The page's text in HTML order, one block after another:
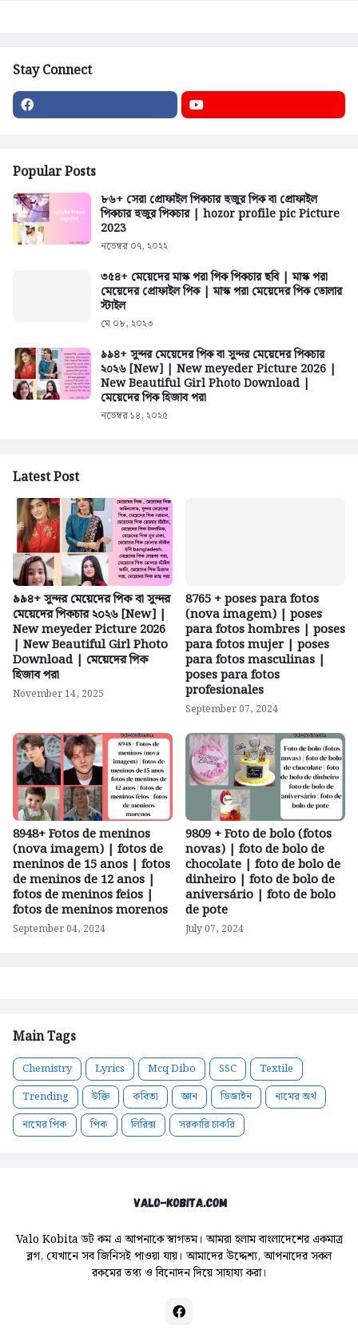
Stay Connect
Popular Posts
৮৬+ সেরা প্রোফাইল পিকচার হুজুর পিক বা প্রোফাইল
পিকচার হুজুর পিকচার | hozor profile pic Picture
2023
নভেম্বর ০৭, ২০২২
৩৫৪+ মেয়েদের মাস্ক পরা পিক পিকচার ছবি | মাস্ক পরা
মেয়েদের প্রোফাইল পিক | মাস্ক পরা মেয়েদের পিক তোলার
স্টাইল
মে ০৮, ২০২৩
৯৯৪+ সুন্দর মেয়েদের পিক বা সুন্দর মেয়েদের পিকচার
২০২৬ [New] | New meyeder Picture 2026 |
New Beautiful Girl Photo Download |
মেয়েদের পিক হিজাব পরা
নভেম্বর ১৪, ২০২৫
Latest Post
৯৯৪+ সুন্দর মেয়েদের পিক বা সুন্দর
মেয়েদের পিকচার ২০২৬ [New] |
New meyeder Picture 2026
| New Beautiful Girl Photo
Download | মেয়েদের পিক
হিজাব পরা
November 14, 2025
8765 + poses para fotos
(nova imagem) | poses
para fotos hombres | poses
para fotos mujer | poses
para fotos masculinas |
poses para fotos
profesionales
September 07, 2024
8948+ Fotos de meninos
(nova imagem) | fotos de
meninos de 15 anos | fotos
de meninos de 12 anos |
fotos de meninos feios |
fotos de meninos morenos
September 04, 2024
9809 + Foto de bolo (fotos
novas) | foto de bolo de
chocolate | foto de bolo de
dinheiro | foto de bolo de
aniversário | foto de bolo
de pote
July 07, 2024
Main Tags
Chemistry Lyrics Mcq Dibo SSC
Textile
Trending
উক্তি কবিতা জ্ঞান ডিজাইন
নামের অর্থ
নামের পিক
পিক লিরিক্স সরকারি চাকরি
Valo Kobita ডট কম এ আপনাকে স্বাগতম। আমরা হলাম বাংলাদেশের একমাত্র
ব্লগ, যেখানে সব জিনিসই পাওয়া যায়। আমাদের উদ্দেশ্য, আপনাদের সকল
রকমের তথ্য ও বিনোদন দিয়ে সাহায্য করা।